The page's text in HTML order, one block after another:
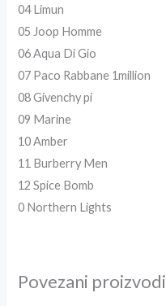
04 Limun
05 Joop Homme
06 Aqua Di Gio
07 Paco Rabbane 1million
08 Givenchy pi
09 Marine
10 Amber
11 Burberry Men
12 Spice Bomb
0 Northern Lights
Povezani proizvodi